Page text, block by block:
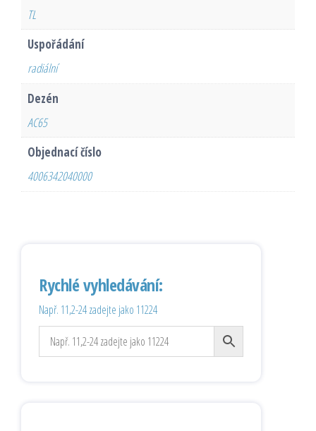
TL
Uspořádání
radiální
Dezén
AC65
Objednací číslo
4006342040000
Rychlé vyhledávání:
Např. 11,2-24 zadejte jako 11224